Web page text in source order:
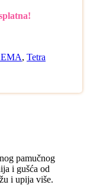
, Tetra
pamučnog
i gušća od
i upija više.